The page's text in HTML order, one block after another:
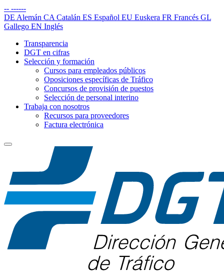
-- ------
DE Alemán CA Catalán ES Español EU Euskera FR Francés GL
Gallego EN Inglés
Transparencia
DGT en cifras
Selección y formación
Cursos para empleados públicos
Oposiciones específicas de Tráfico
Concursos de provisión de puestos
Selección de personal interino
Trabaja con nosotros
Recursos para proveedores
Factura electrónica